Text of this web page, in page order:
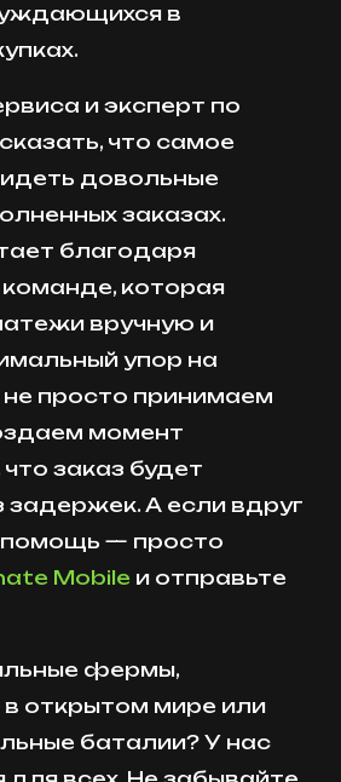
в
и эксперт по
что самое
довольные
заказах.
благодаря
которая
вручную и
упор на
просто принимаем
момент
заказ будет
задержек. А если вдруг
помощь — просто
Mobile и отправьте
фермы,
открытом мире или
баталии? У нас